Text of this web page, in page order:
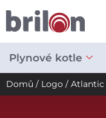
obsah
Plynové kotle
Domů / Logo / Atlantic